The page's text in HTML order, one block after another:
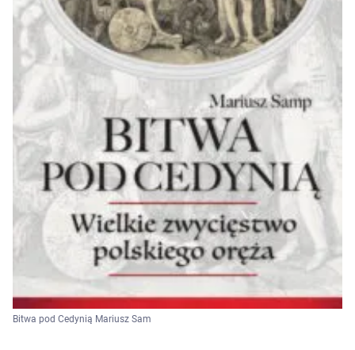
Bitwa pod Cedynią Mariusz Sam